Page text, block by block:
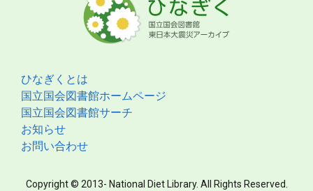
ひなぎくとは
国立国会図書館ホームページ
国立国会図書館サーチ
お知らせ
お問い合わせ
Copyright © 2013- National Diet Library. All Rights Reserved.